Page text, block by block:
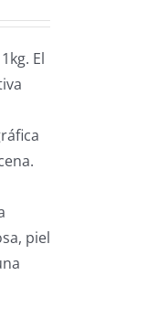
El
piel